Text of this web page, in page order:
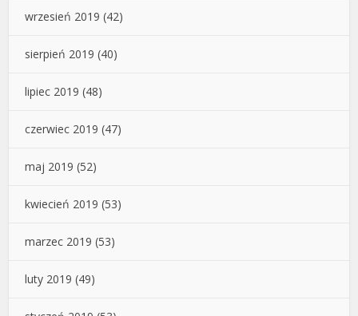
wrzesień 2019 (42)
sierpień 2019 (40)
lipiec 2019 (48)
czerwiec 2019 (47)
maj 2019 (52)
kwiecień 2019 (53)
marzec 2019 (53)
luty 2019 (49)